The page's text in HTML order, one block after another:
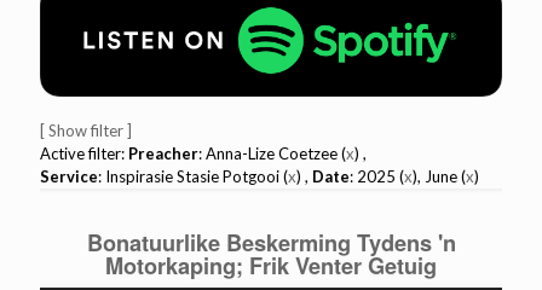
[ Show filter ]
Active filter: Preacher: Anna-Lize Coetzee (x) ,
Service: Inspirasie Stasie Potgooi (x) , Date: 2025 (x), June (x)
Bonatuurlike Beskerming Tydens 'n
Motorkaping; Frik Venter Getuig